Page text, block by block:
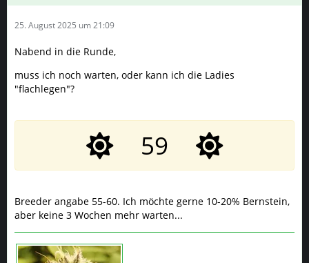
25. August 2025 um 21:09
Nabend in die Runde,
muss ich noch warten, oder kann ich die Ladies
"flachlegen"?
59
Breeder angabe 55-60. Ich möchte gerne 10-20% Bernstein,
aber keine 3 Wochen mehr warten...